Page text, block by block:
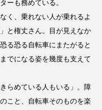
ーも務めている。
く、乗れない人が乗れるよ
と権丈さん。目が見えなか
る恐る自転車にまたがると
でになる姿を幾度も支えて
らめている人もいる」。障
こと、自転車そのものを楽